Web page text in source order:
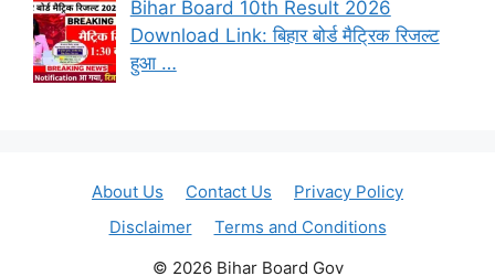
Bihar Board 10th Result 2026
Download Link: बिहार बोर्ड मैट्रिक रिजल्ट
हुआ …
About Us Contact Us
Privacy Policy
Disclaimer
Terms and Conditions
© 2026 Bihar Board Gov